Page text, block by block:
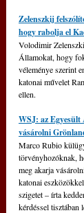
Zelenszkij
hogy rabolja el
Volodimir
Államokat, hogy
véleménye szerint
katonai művelet
ellen.
WSJ: az
vásárolni
Marco Rubio
törvényhozóknak,
meg akarja
katonai
szigetet – írta
kérdéssel tisztában